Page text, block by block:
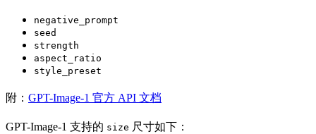
negative_prompt
seed
strength
aspect_ratio
style_preset
附： GPT-Image-1 官方 API 文档
GPT-Image-1 支持的 size 尺寸如下：